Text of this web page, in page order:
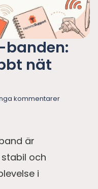
banden:
nät
kommentarer
är
och
i